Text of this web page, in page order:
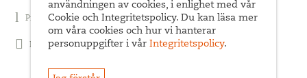
Prenumerera på Tiden Magasin
Följ oss på Facebook
användningen av cookies, i enlighet med vår
Cookie och Integritetspolicy. Du kan läsa mer
om våra cookies och hur vi hanterar
personuppgifter i vår Integritetspolicy.